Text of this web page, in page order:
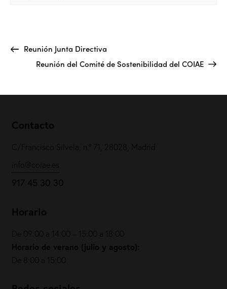
Reunión Junta Directiva
Reunión del Comité de Sostenibilidad del COIAE
Contacto
C/Francisco Silvela, n.º 71, 28028, Madrid
917 45 30 30
Horario
De 09:00 a 14:00 – 15:00 a 18:00
Horario de verano (julio y agosto):
De 8:00 a 15:00